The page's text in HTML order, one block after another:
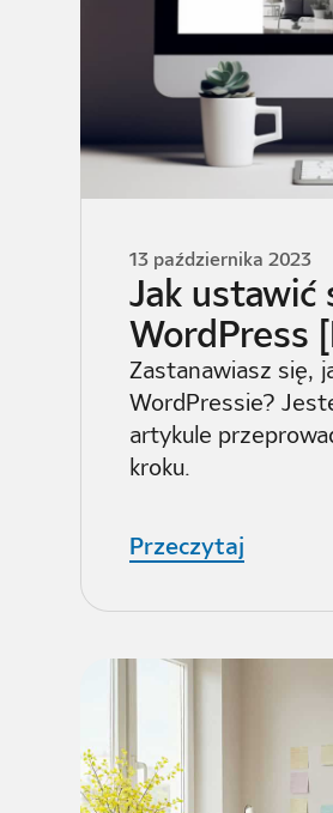
13 października 2023
Jak ustawić
WordPress
Zastanawiasz się,
WordPressie?
artykule
kroku.
Przeczytaj